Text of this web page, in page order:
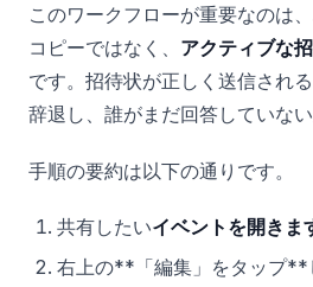
このワークフローが重要なのは
コピーではなく、 アクティブな
です。招待状が正しく送信され
辞退し、誰がまだ回答していな
手順の要約は以下の通りです。
共有したいイベントを開きま
右上の**「編集」をタップ**